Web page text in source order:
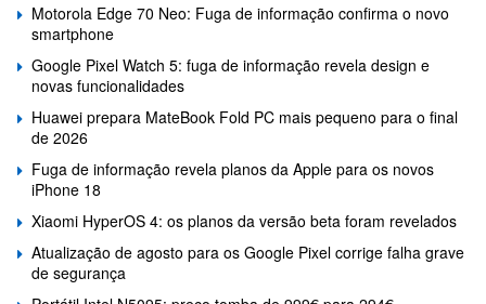
Motorola Edge 70 Neo: Fuga de informação confirma o novo
smartphone
Google Pixel Watch 5: fuga de informação revela design e
novas funcionalidades
Huawei prepara MateBook Fold PC mais pequeno para o final
de 2026
Fuga de informação revela planos da Apple para os novos
iPhone 18
Xiaomi HyperOS 4: os planos da versão beta foram revelados
Atualização de agosto para os Google Pixel corrige falha grave
de segurança